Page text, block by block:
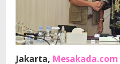
Jakarta, Mesakada.com